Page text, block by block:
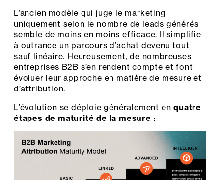
L’ancien modèle qui juge le marketing
uniquement selon le nombre de leads générés
semble de moins en moins efficace. Il simplifie
à outrance un parcours d’achat devenu tout
sauf linéaire. Heureusement, de nombreuses
entreprises B2B s’en rendent compte et font
évoluer leur approche en matière de mesure et
d’attribution.
L’évolution se déploie généralement enquatre
étapes de maturité de la mesure :